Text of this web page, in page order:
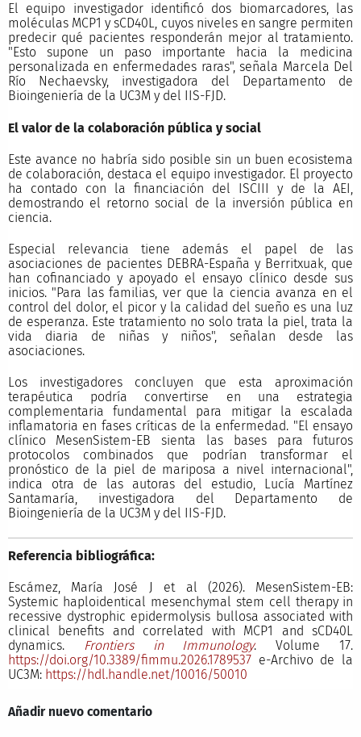
El equipo investigador identificó dos biomarcadores, las
moléculas MCP1 y sCD40L, cuyos niveles en sangre permiten
predecir qué pacientes responderán mejor al tratamiento.
"Esto supone un paso importante hacia la medicina
personalizada en enfermedades raras", señala Marcela Del
Río Nechaevsky, investigadora del Departamento de
Bioingeniería de la UC3M y del IIS-FJD.
El valor de la colaboración pública y social
Este avance no habría sido posible sin un buen ecosistema
de colaboración, destaca el equipo investigador. El proyecto
ha contado con la financiación del ISCIII y de la AEI,
demostrando el retorno social de la inversión pública en
ciencia.
Especial relevancia tiene además el papel de las
asociaciones de pacientes DEBRA-España y Berritxuak, que
han cofinanciado y apoyado el ensayo clínico desde sus
inicios. "Para las familias, ver que la ciencia avanza en el
control del dolor, el picor y la calidad del sueño es una luz
de esperanza. Este tratamiento no solo trata la piel, trata la
vida diaria de niñas y niños", señalan desde las
asociaciones.
Los investigadores concluyen que esta aproximación
terapéutica podría convertirse en una estrategia
complementaria fundamental para mitigar la escalada
inflamatoria en fases críticas de la enfermedad. "El ensayo
clínico MesenSistem-EB sienta las bases para futuros
protocolos combinados que podrían transformar el
pronóstico de la piel de mariposa a nivel internacional",
indica otra de las autoras del estudio, Lucía Martínez
Santamaría, investigadora del Departamento de
Bioingeniería de la UC3M y del IIS-FJD.
Referencia bibliográfica:
Escámez, María José J et al (2026). MesenSistem-EB:
Systemic haploidentical mesenchymal stem cell therapy in
recessive dystrophic epidermolysis bullosa associated with
clinical benefits and correlated with MCP1 and sCD40L
dynamics. Frontiers in Immunology. Volume 17.
https://doi.org/10.3389/fimmu.2026.1789537e-Archivo de la
UC3M: https://hdl.handle.net/10016/50010
Añadir nuevo comentario